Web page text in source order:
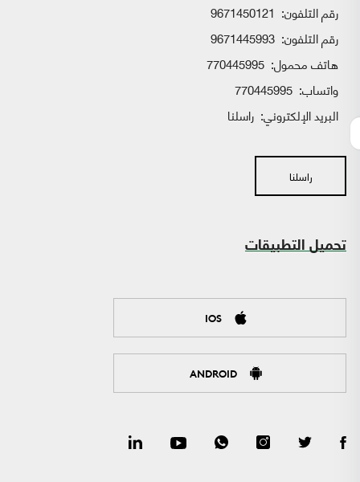
رقم التلفون: 9671450121
رقم التلفون: 9671445993
هاتف محمول: 770445995
واتساب:
البريد الإلكتروني: راسلنا
راسلنا
تحميل التطبيقات
IOS
ANDROID